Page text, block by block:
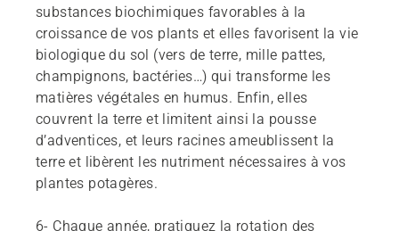
substances biochimiques favorables à la
croissance de vos plants et elles favorisent la vie
biologique du sol (vers de terre, mille pattes,
champignons, bactéries…) qui transforme les
matières végétales en humus. Enfin, elles
couvrent la terre et limitent ainsi la pousse
d’adventices, et leurs racines ameublissent la
terre et libèrent les nutriment nécessaires à vos
plantes potagères.
6- Chaque année, pratiquez la rotation des